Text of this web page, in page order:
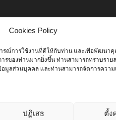
Cookies Policy
รณ์การใช้งานที่ดีให้กับท่าน และเพื่อพัฒนา
รของท่านมากยิ่งขึ้น ท่านสามารถทราบรายล
มูลส่วนบุคคล และท่านสามารถจัดการความ
ปฏิเสธ ตั้ง